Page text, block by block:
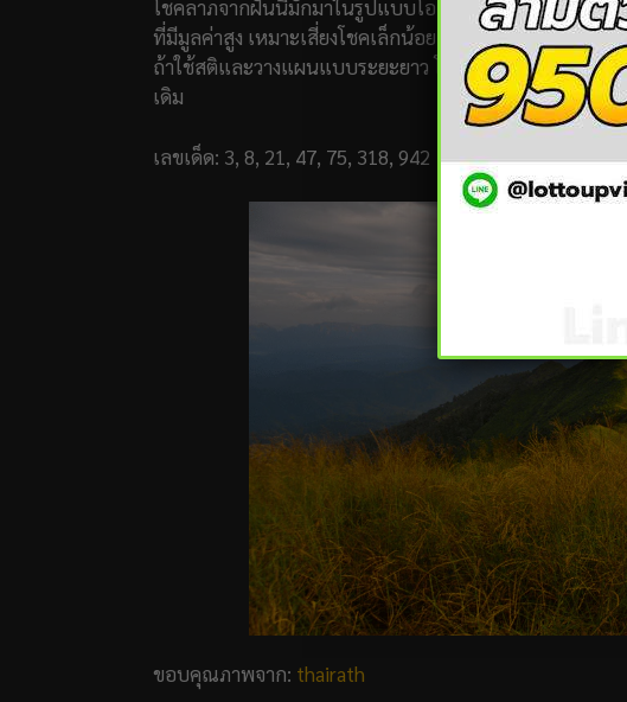
โชคลาภจากฝันนี้มักมาในรูปแบบโอกาสใหญ่ มากกว่าลาภ
ที่มีมูลค่าสูง เหมาะเสี่ยงโชคเล็กน้อยจากเลขที่เกี่ยวกับภูเข
ถ้าใช้สติและวางแผนแบบระยะยาว โชคจะไม่ใช่แค่ตัวเลข
เดิม
เลขเด็ด: 3, 8, 21, 47, 75, 318, 942
ขอบคุณภาพจาก: thairath